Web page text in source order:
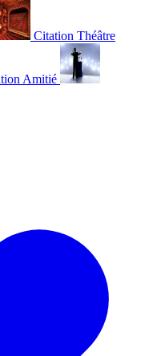
Citation Théâtre
Amitié